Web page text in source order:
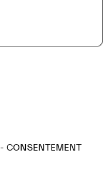
CONSENTEMENT